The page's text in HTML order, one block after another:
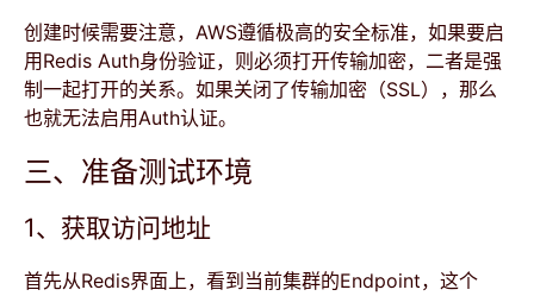
创建时候需要注意，AWS遵循极高的安全标准，如果要启
用Redis Auth身份验证，则必须打开传输加密，二者是强
制一起打开的关系。如果关闭了传输加密（SSL），那么
也就无法启用Auth认证。
三、准备测试环境
1、获取访问地址
首先从Redis界面上，看到当前集群的Endpoint，这个